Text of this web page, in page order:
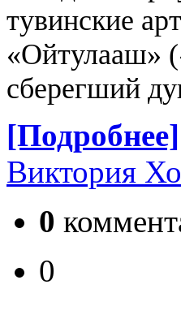
тувинские
«Ойтулааш»
сберегший
[Подробнее]
Виктория
0
0